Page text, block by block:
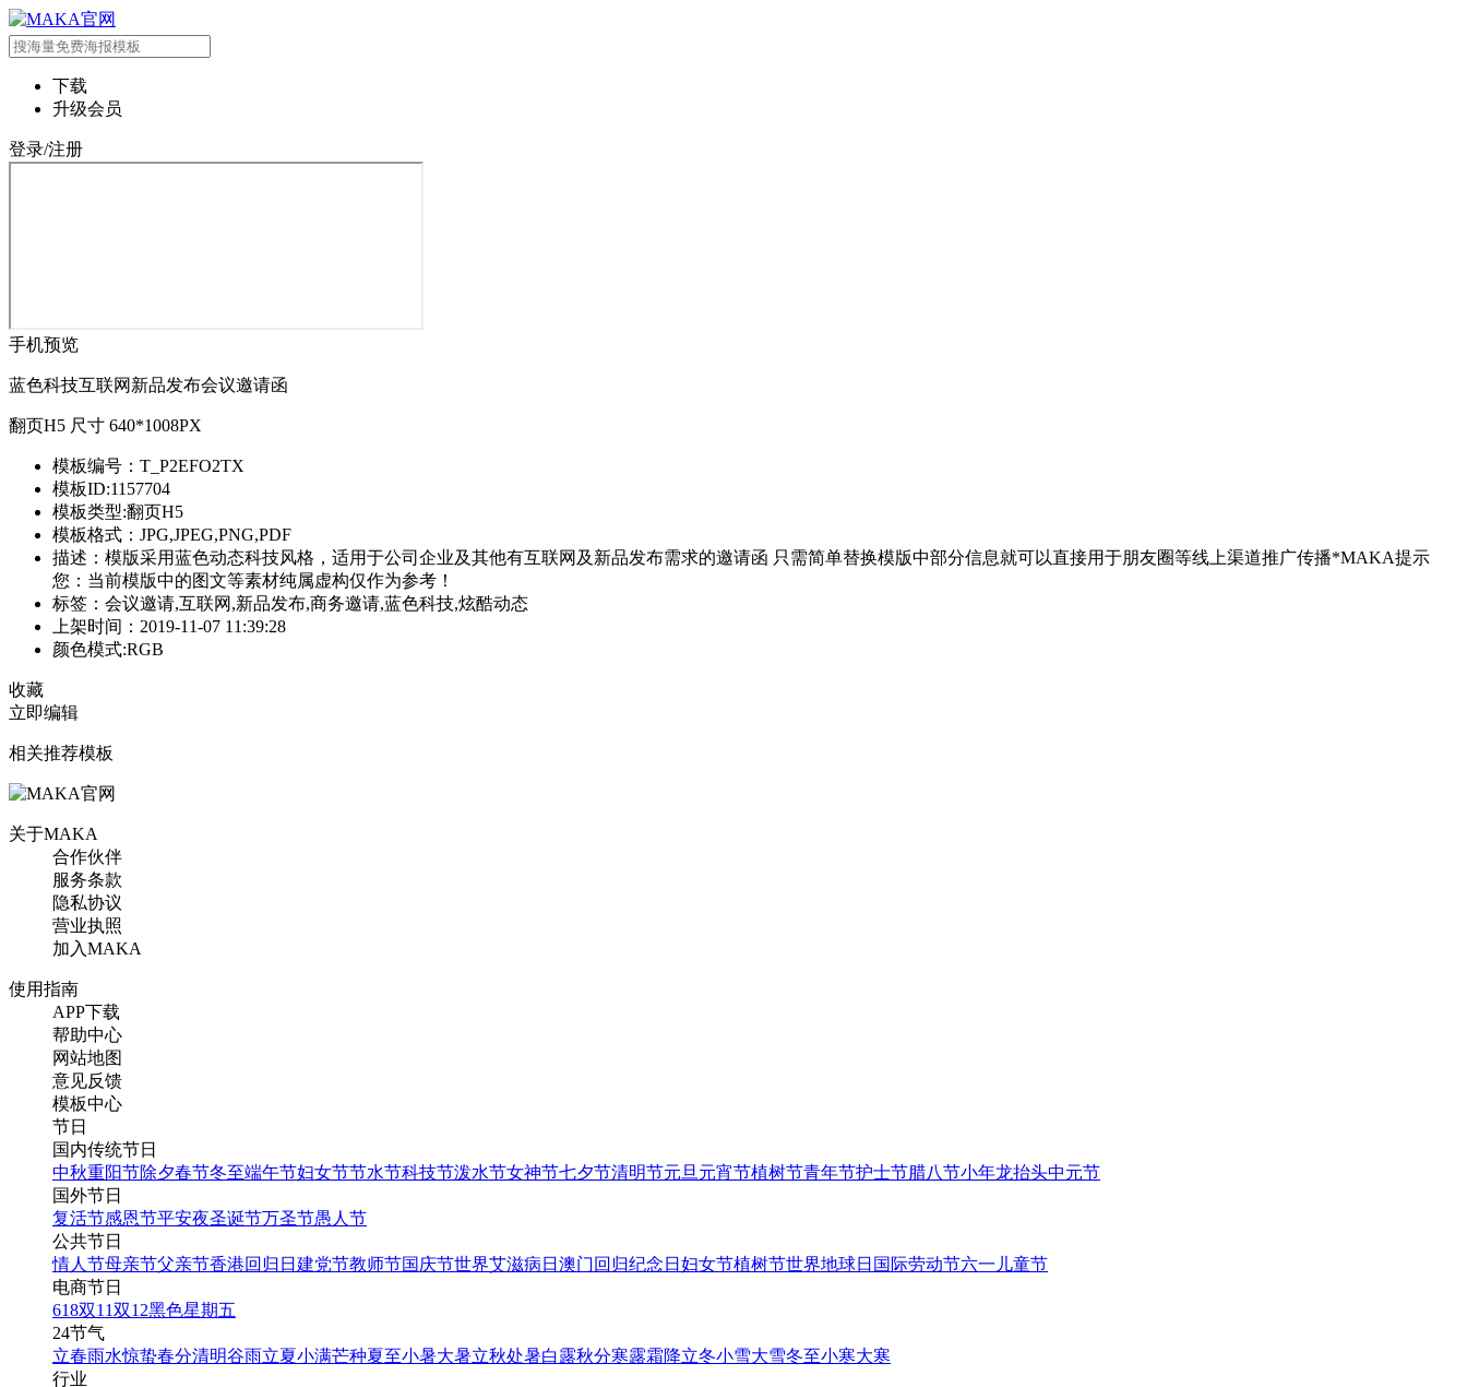
下载
升级会员
登录/注册
手机预览
蓝色科技互联网新品发布会议邀请函
翻页H5 尺寸 640*1008PX
模板编号：T_P2EFO2TX
模板ID:1157704
模板类型:翻页H5
模板格式：JPG,JPEG,PNG,PDF
描述：模版采用蓝色动态科技风格，适用于公司企业及其他有互联网及新品发布需求的邀请函 只需简单替换模版中部分信息就可以直接用于朋友圈等线上渠道推广传播*MAKA提示
您：当前模版中的图文等素材纯属虚构仅作为参考！
标签：会议邀请,互联网,新品发布,商务邀请,蓝色科技,炫酷动态
上架时间：2019-11-07 11:39:28
颜色模式:RGB
收藏
立即编辑
相关推荐模板
关于MAKA
合作伙伴
服务条款
隐私协议
营业执照
加入MAKA
使用指南
APP下载
帮助中心
网站地图
意见反馈
模板中心
节日
国内传统节日
中秋重阳节除夕春节冬至端午节妇女节节水节科技节泼水节女神节七夕节清明节元旦 元宵节植树节青年节护士节腊八节小年龙抬头中元节
国外节日
复活节感恩节平安夜圣诞节万圣节愚人节
公共节日
情人节母亲节父亲节香港回归日 建党节教师节国庆节世界艾滋病日 澳门回归纪念日 妇女节植树节世界地球日 国际劳动节六一儿童节
电商节日
618双11双12黑色星期五
24节气
立春雨水惊蛰春分清明谷雨立夏小满芒种夏至小暑大暑立秋处暑白露秋分寒露霜降立冬小雪大雪冬至小寒大寒
行业